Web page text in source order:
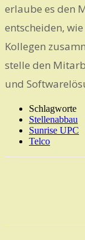
erlaube es den
entscheiden,
Kollegen
stelle den
und
Schlagworte
Stellenabbau
Sunrise UPC
Telco